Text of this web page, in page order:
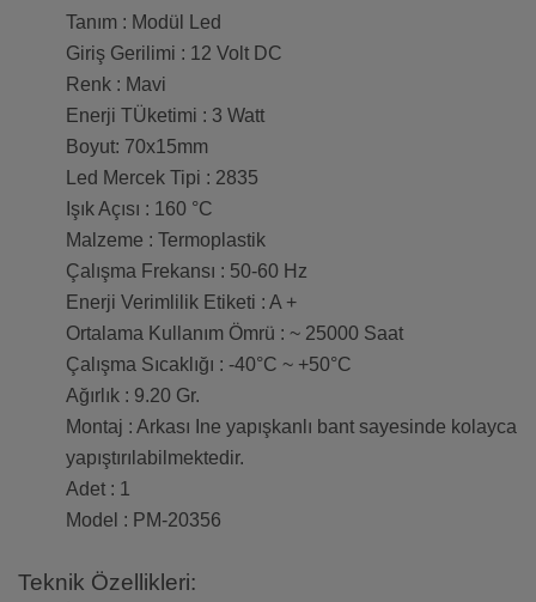
Tanım : Modül Led
Giriş Gerilimi : 12 Volt DC
Renk : Mavi
Enerji TÜketimi : 3 Watt
Boyut: 70x15mm
Led Mercek Tipi : 2835
Işık Açısı : 160 °C
Malzeme : Termoplastik
Çalışma Frekansı : 50-60 Hz
Enerji Verimlilik Etiketi : A +
Ortalama Kullanım Ömrü : ~ 25000 Saat
Çalışma Sıcaklığı : -40°C ~ +50°C
Ağırlık : 9.20 Gr.
Montaj : Arkası Ine yapışkanlı bant sayesinde kolayca
yapıştırılabilmektedir.
Adet : 1
Model : PM-20356
Teknik Özellikleri: